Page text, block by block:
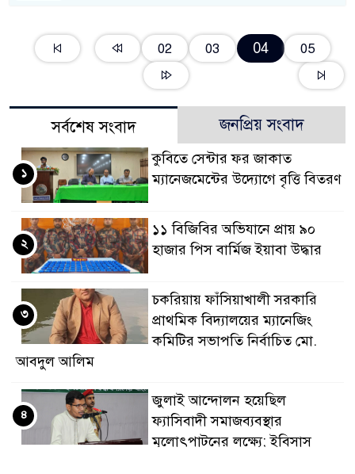
02 03 04 05
সর্বশেষ সংবাদ জনপ্রিয় সংবাদ
কুবিতে সেন্টার ফর জাকাত
ম্যানেজমেন্টের উদ্যোগে বৃত্তি বিতরণ
১
১১ বিজিবির অভিযানে প্রায় ৯০
হাজার পিস বার্মিজ ইয়াবা উদ্ধার
২
চকরিয়ায় ফাঁসিয়াখালী সরকারি
প্রাথমিক বিদ্যালয়ের ম্যানেজিং
কমিটির সভাপতি নির্বাচিত মো.
আবদুল আলিম
৩
জুলাই আন্দোলন হয়েছিল
ফ্যাসিবাদী সমাজব্যবস্থার
মূলোৎপাটনের লক্ষ্যে; ইবিসাস
৪